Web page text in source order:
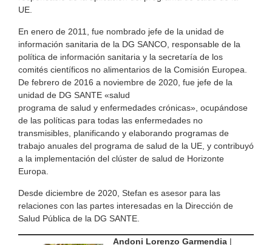
UE.
En enero de 2011, fue nombrado jefe de la unidad de
información sanitaria de la DG SANCO, responsable de la
política de información sanitaria y la secretaría de los
comités científicos no alimentarios de la Comisión Europea.
De febrero de 2016 a noviembre de 2020, fue jefe de la
unidad de DG SANTE «salud
programa de salud y enfermedades crónicas», ocupándose
de las políticas para todas las enfermedades no
transmisibles, planificando y elaborando programas de
trabajo anuales del programa de salud de la UE, y contribuyó
a la implementación del clúster de salud de Horizonte
Europa.
Desde diciembre de 2020, Stefan es asesor para las
relaciones con las partes interesadas en la Dirección de
Salud Pública de la DG SANTE.
Andoni Lorenzo Garmendia |